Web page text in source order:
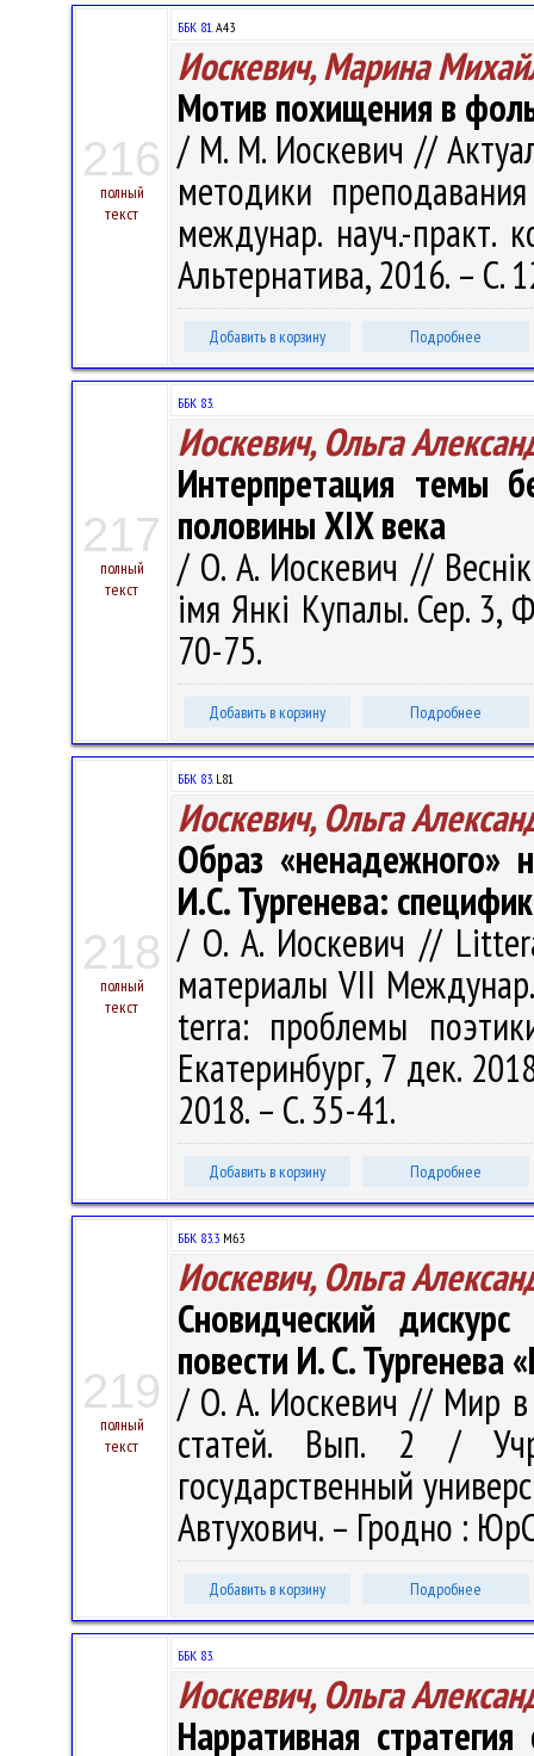
216
полный
текст
ББК 81.А43
Иоскевич, Марина
Мотив похищения в
/ М. М. Иоскевич //
методики
междунар. науч.-практ.
Альтернатива, 2016. – С.
Добавить в корзину Подробнее
217
полный
текст
ББК 83.
Иоскевич, Ольга
Интерпретация темы
половины ХIX века
/ О. А. Иоскевич // Веснік
імя Янкі Купалы. Сер. 3,
70-75.
Добавить в корзину Подробнее
218
полный
текст
ББК 83.L81
Иоскевич, Ольга
Образ «ненадежного»
И.С. Тургенева:
/ О. А. Иоскевич //
материалы VII
terra: проблемы
Екатеринбург, 7 дек.
2018. – С. 35-41.
Добавить в корзину Подробнее
219
полный
текст
ББК 83.3 М63
Иоскевич, Ольга
Сновидческий
повести И. С. Тургенева
/ О. А. Иоскевич // Мир в
статей. Вып. 2 /
государственный
Автухович. – Гродно :
Добавить в корзину Подробнее
ББК 83.
Иоскевич, Ольга
Нарративная